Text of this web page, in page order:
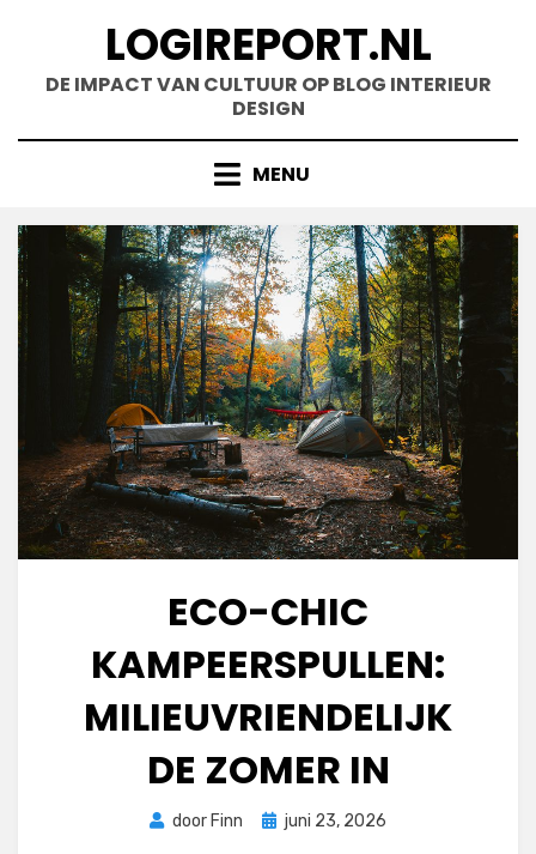
inhoud
LOGIREPORT.NL
DE IMPACT VAN CULTUUR OP BLOG INTERIEUR
DESIGN
MENU
ECO-CHIC
KAMPEERSPULLEN:
MILIEUVRIENDELIJK
DE ZOMER IN
door Finn
Geplaatst
juni 23, 2026